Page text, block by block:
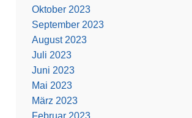
Oktober 2023
September 2023
August 2023
Juli 2023
Juni 2023
Mai 2023
März 2023
Februar 2023